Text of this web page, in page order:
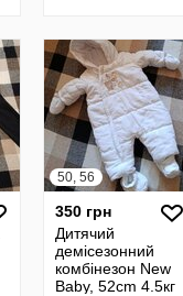
50, 56
350 грн
Дитячий
демісезонний
комбінезон New
Baby, 52cm 4.5кг